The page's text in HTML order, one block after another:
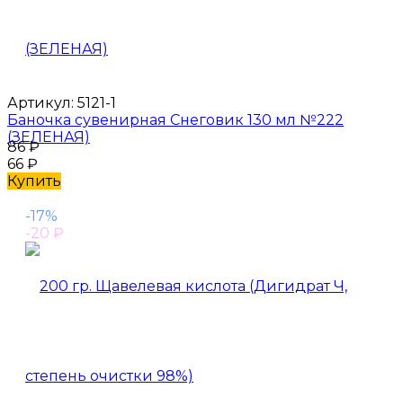
Артикул: 5121-1
Баночка сувенирная Снеговик 130 мл №222
(ЗЕЛЕНАЯ)
86₽
66 ₽
Купить
-17%
-20 ₽